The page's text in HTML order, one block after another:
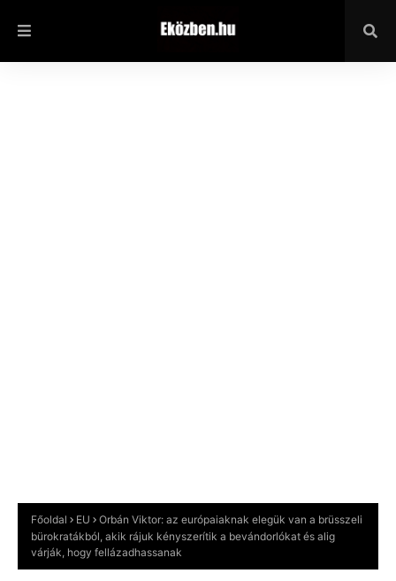
Főoldal EU
Orbán Viktor: az európaiaknak elegük van a brüsszeli
bürokratákból, akik rájuk kényszerítik a bevándorlókat és alig
várják, hogy fellázadhassanak